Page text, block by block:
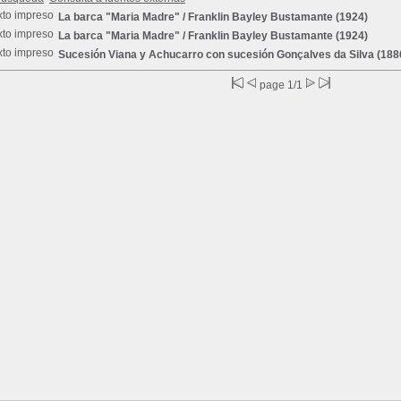
La barca "Maria Madre" / Franklin Bayley Bustamante (1924)
La barca "Maria Madre" / Franklin Bayley Bustamante (1924)
Sucesión Viana y Achucarro con sucesión Gonçalves da Silva
page 1/1